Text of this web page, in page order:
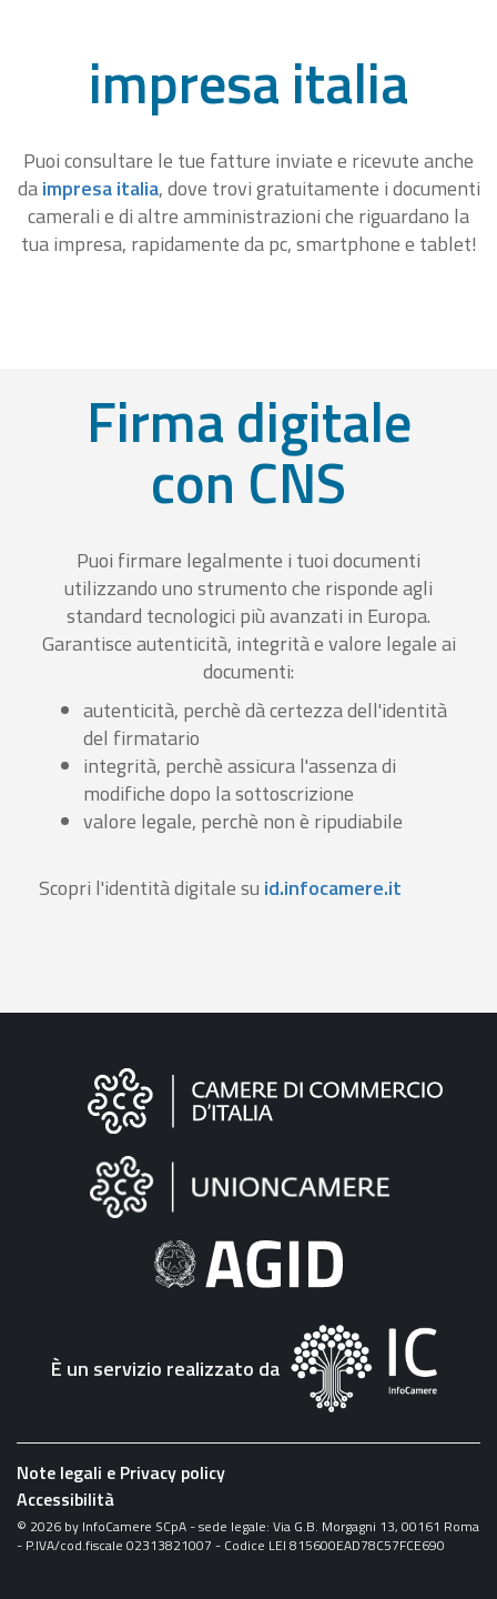
impresa italia
Puoi consultare le tue fatture inviate e ricevute anche
daimpresa italia, dove trovi gratuitamente i documenti
camerali e di altre amministrazioni che riguardano la
tua impresa, rapidamente da pc, smartphone e tablet!
Firma digitale
con CNS
Puoi firmare legalmente i tuoi documenti
utilizzando uno strumento che risponde agli
standard tecnologici più avanzati in Europa.
Garantisce autenticità, integrità e valore legale ai
documenti:
autenticità, perchè dà certezza dell'identità
del firmatario
integrità, perchè assicura l'assenza di
modifiche dopo la sottoscrizione
valore legale, perchè non è ripudiabile
Scopri l'identità digitale su id.infocamere.it
Informazioni
"Fattura
Elettronica"
È un servizio realizzato da
Note legali e Privacy policy
Accessibilità
© 2026 by InfoCamere SCpA - sede legale: Via G.B. Morgagni 13, 00161 Roma
- P.IVA/cod.fiscale 02313821007 - Codice LEI 815600EAD78C57FCE690